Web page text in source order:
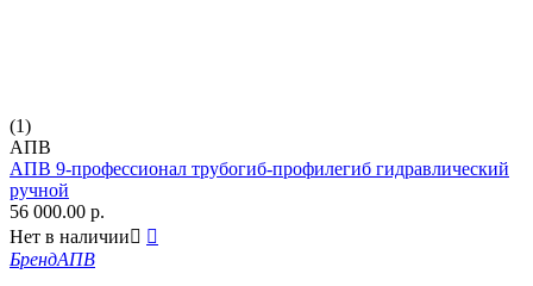
(1)
АПВ
АПВ 9-профессионал трубогиб-профилегиб гидравлический
ручной
56 000.00 р.
Нет в наличии 
БрендАПВ